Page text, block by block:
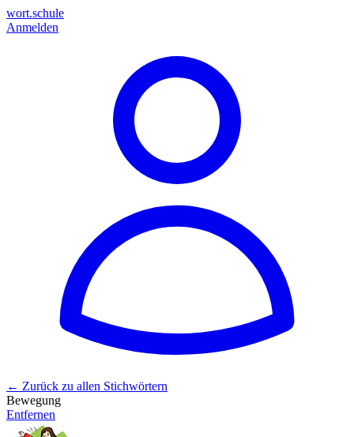
wort.schule
Anmelden
← Zurück zu allen Stichwörtern
Bewegung
Entfernen